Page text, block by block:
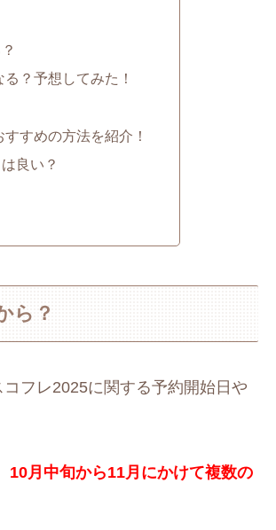
？予想してみた！
すめの方法を紹介！
良い？
ら？
フレ2025に関する予約開始日や
10月中旬から11月にかけて複数の